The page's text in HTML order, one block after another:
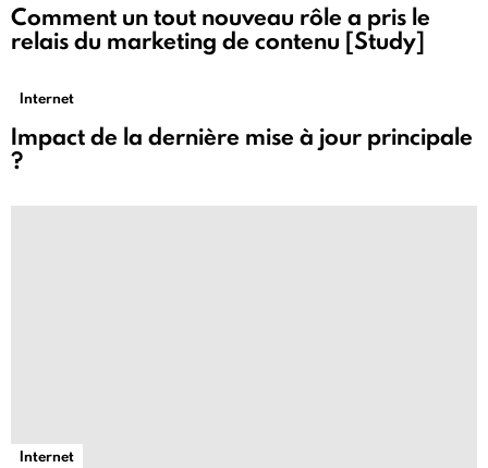
Comment un tout nouveau rôle a pris le
relais du marketing de contenu [Study]
Internet
Impact de la dernière mise à jour principale
?
Internet